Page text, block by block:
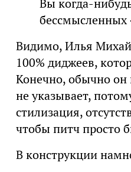
Вы когда-
бессмысленных
Видимо, Илья
100% диджеев,
Конечно, обычно он
не указывает,
стилизация,
чтобы питч просто
В конструкции